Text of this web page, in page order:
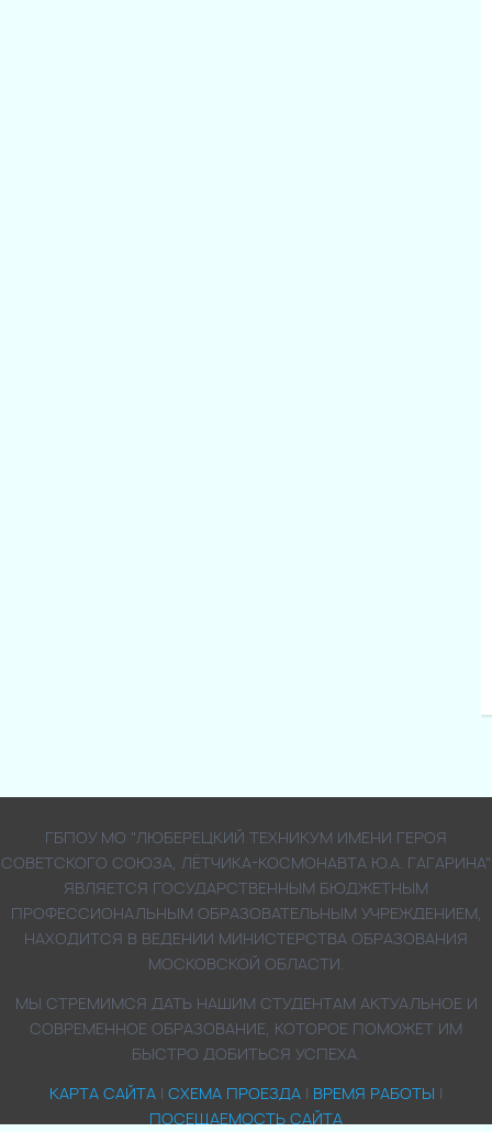
ГБПОУ МО "ЛЮБЕРЕЦКИЙ ТЕХНИКУМ ИМЕНИ ГЕРОЯ
СОВЕТСКОГО СОЮЗА, ЛЁТЧИКА-КОСМОНАВТА Ю.А. ГАГАРИНА"
ЯВЛЯЕТСЯ ГОСУДАРСТВЕННЫМ БЮДЖЕТНЫМ
ПРОФЕССИОНАЛЬНЫМ ОБРАЗОВАТЕЛЬНЫМ УЧРЕЖДЕНИЕМ,
НАХОДИТСЯ В ВЕДЕНИИ МИНИСТЕРСТВА ОБРАЗОВАНИЯ
МОСКОВСКОЙ ОБЛАСТИ.
МЫ СТРЕМИМСЯ ДАТЬ НАШИМ СТУДЕНТАМ АКТУАЛЬНОЕ И
СОВРЕМЕННОЕ ОБРАЗОВАНИЕ, КОТОРОЕ ПОМОЖЕТ ИМ
БЫСТРО ДОБИТЬСЯ УСПЕХА.
КАРТА САЙТА | СХЕМА ПРОЕЗДА | ВРЕМЯ РАБОТЫ |
ПОСЕЩАЕМОСТЬ САЙТА